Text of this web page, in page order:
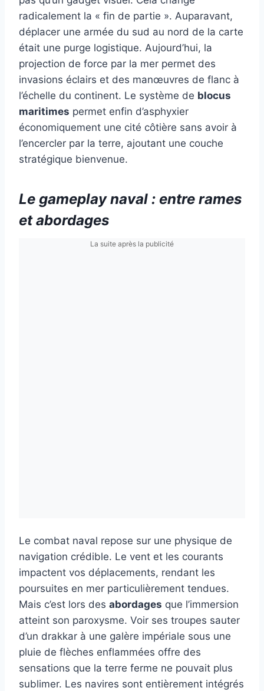
radicalement la « fin de partie ». Auparavant,
déplacer une armée du sud au nord de la carte
était une purge logistique. Aujourd’hui, la
projection de force par la mer permet des
invasions éclairs et des manœuvres de flanc à
l’échelle du continent. Le système de blocus
maritimes permet enfin d’asphyxier
économiquement une cité côtière sans avoir à
l’encercler par la terre, ajoutant une couche
stratégique bienvenue.
Le gameplay naval : entre rames
et abordages
La suite après la publicité
Le combat naval repose sur une physique de
navigation crédible. Le vent et les courants
impactent vos déplacements, rendant les
poursuites en mer particulièrement tendues.
Mais c’est lors des abordages que l’immersion
atteint son paroxysme. Voir ses troupes sauter
d’un drakkar à une galère impériale sous une
pluie de flèches enflammées offre des
sensations que la terre ferme ne pouvait plus
sublimer. Les navires sont entièrement intégrés